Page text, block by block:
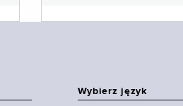
Wybierz język